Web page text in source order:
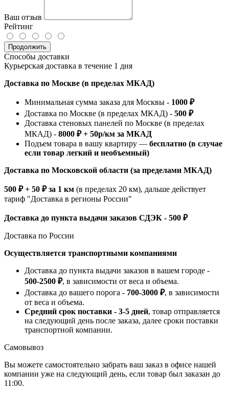
Ваш отзыв
Рейтинг
Продолжить
Способы доставки
Курьерская доставка в течение 1 дня
Доставка по Москве (в пределах МКАД)
Минимальная сумма заказа для Москвы - 1000 ₽
Доставка по Москве (в пределах МКАД) - 500 ₽
Доставка стеновых панелей по Москве (в пределах
МКАД) - 8000 ₽ + 50р/км за МКАД
Подъем товара в вашу квартиру — бесплатно (в случае
если товар легкий и необъемный)
Доставка по Московской области (за пределами МКАД)
500 ₽ + 50 ₽ за 1 км (в пределах 20 км), дальше действует
тариф "Доставка в регионы России"
Доставка до пункта выдачи заказов СДЭК - 500 ₽
Доставка по России
Осуществляется транспортными компаниями
Доставка до пункта выдачи заказов в вашем городе -
500-2500 ₽, в зависимости от веса и объема.
Доставка до вашего порога - 700-3000 ₽, в зависимости
от веса и объема.
Средний срок поставки - 3-5 дней, товар отправляется
на следующий день после заказа, далее сроки поставки
транспортной компании.
Самовывоз
Вы можете самостоятельно забрать ваш заказ в офисе нашей
компании уже на следующий день, если товар был заказан до
11:00.